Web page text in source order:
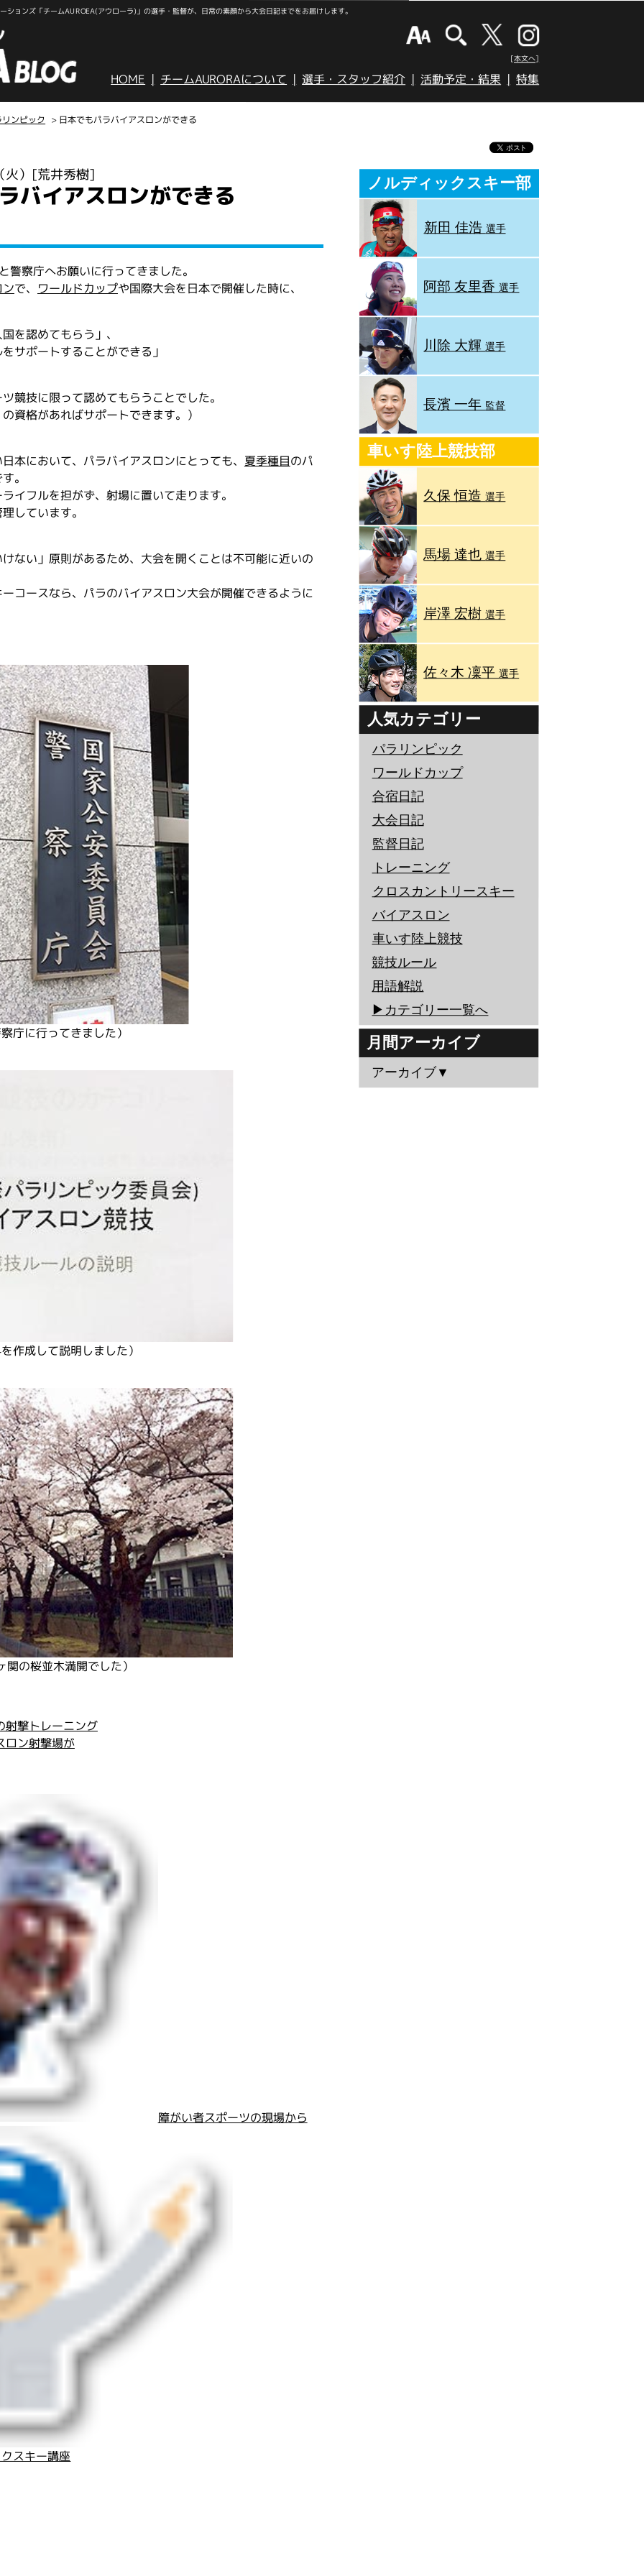
ョンズ「チームAUROEA(アウローラ)」の選手・監督が、日常の素顔から大会日記までをお届けします。
[本文へ]
HOME チームAURORAについて 選手・スタッフ紹介 活動予定・結果 特集
ンピック > 日本でもパラバイアスロンができる
） [荒井秀樹]
バイアスロンができる
察庁へお願いに行ってきました。
で、 ワールドカップや国際大会を日本で開催した時に、
を認めてもらう」、
サポートすることができる」
競技に限って認めてもらうことでした。
資格があればサポートできます。）
本において、パラバイアスロンにとっても、 夏季種目のパ
。
イフルを担がず、射場に置いて走ります。
しています。
ない」原則があるため、大会を開くことは不可能に近いの
コースなら、パラのバイアスロン大会が開催できるように
庁に行ってきました）
作成して説明しました）
関の桜並木満開でした）
射撃トレーニング
ロン射撃場が
障がい者スポーツの現場から
スキー講座
ノルディックスキー部
新田 佳浩 選手
阿部 友里香選手
川除 大輝選手
長濱 一年 監督
車いす陸上競技部
久保 恒造選手
馬場 達也選手
岸澤 宏樹選手
佐々木 凜平選手
人気カテゴリー
パラリンピック
ワールドカップ
合宿日記
大会日記
監督日記
トレーニング
クロスカントリースキー
バイアスロン
車いす陸上競技
競技ルール
用語解説
▶︎カテゴリー一覧へ
月間アーカイブ
アーカイブ▼